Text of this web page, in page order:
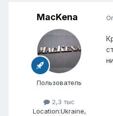
MacKena
Пользователь
2,3 тыс
Location:Ukraine,